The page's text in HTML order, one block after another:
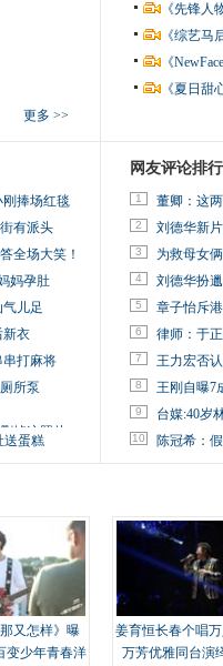
更多 >>
《先锋
《综艺
《
《夏日
刚捧场红毯
有派头
全场大笑！
妈孕肚
儿足
新衣
串打麻将
所泵
掉这照片
送蛋糕
网友评论排行
1 董卿：这
2 刘德华新
3 为救母女
4 刘德华扮
5 章子怡斥
6 律师：于
7 王力宏否
8 王刚自曝7
9 台媒:40岁
10 陈冠希：
又怎样》曝
变少年青春洋
姜育恒长春个唱
万芳优雅同台演